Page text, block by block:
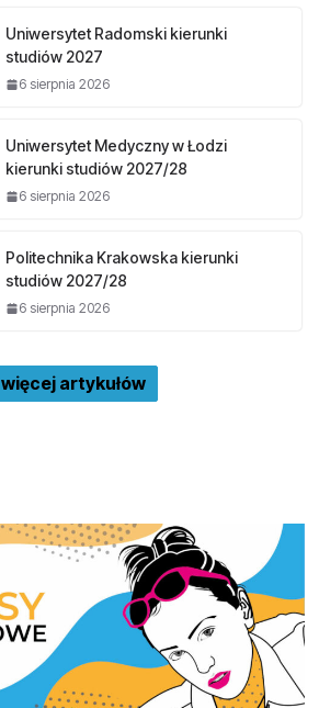
Uniwersytet Radomski kierunki
studiów 2027
6 sierpnia 2026
Uniwersytet Medyczny w Łodzi
kierunki studiów 2027/28
6 sierpnia 2026
Politechnika Krakowska kierunki
studiów 2027/28
6 sierpnia 2026
więcej artykułów